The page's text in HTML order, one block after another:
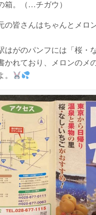
箱。（…チガウ）
の皆さんはちゃんとメロ
はがのパンフには「桜・
かれており、メロンのメ